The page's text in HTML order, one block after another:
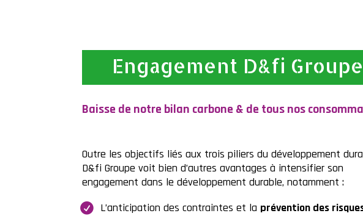
Engagement D&fi Groupe
Baisse de notre bilan carbone & de tous nos
Outre les objectifs liés aux trois piliers du développement
D&fi Groupe voit bien d’autres avantages à intensifier son
engagement dans le développement durable, notamment :
L’anticipation des contraintes et la prévention des